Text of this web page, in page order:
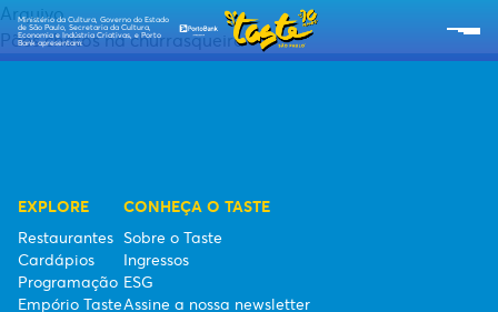
Ministério da Cultura, Governo do Estado
de São Paulo, Secretaria da Cultura,
Economia e Indústria Criativas, e Porto
Bank apresentam:
CARDÁPIOS
PROGRAMAÇÃO
RECEITAS TASTE
Arquivo
Pães chatos na churrasqueira
EXPLORE
Restaurantes
Cardápios
Programação
Empório Taste
CONHEÇA O TASTE
Sobre o Taste
Ingressos
ESG
Assine a nossa newsletter